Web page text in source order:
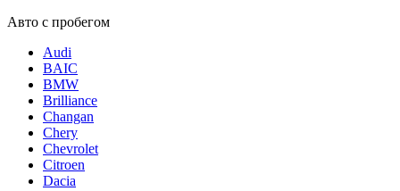
Авто с пробегом
Audi
BAIC
BMW
Brilliance
Changan
Chery
Chevrolet
Citroen
Dacia